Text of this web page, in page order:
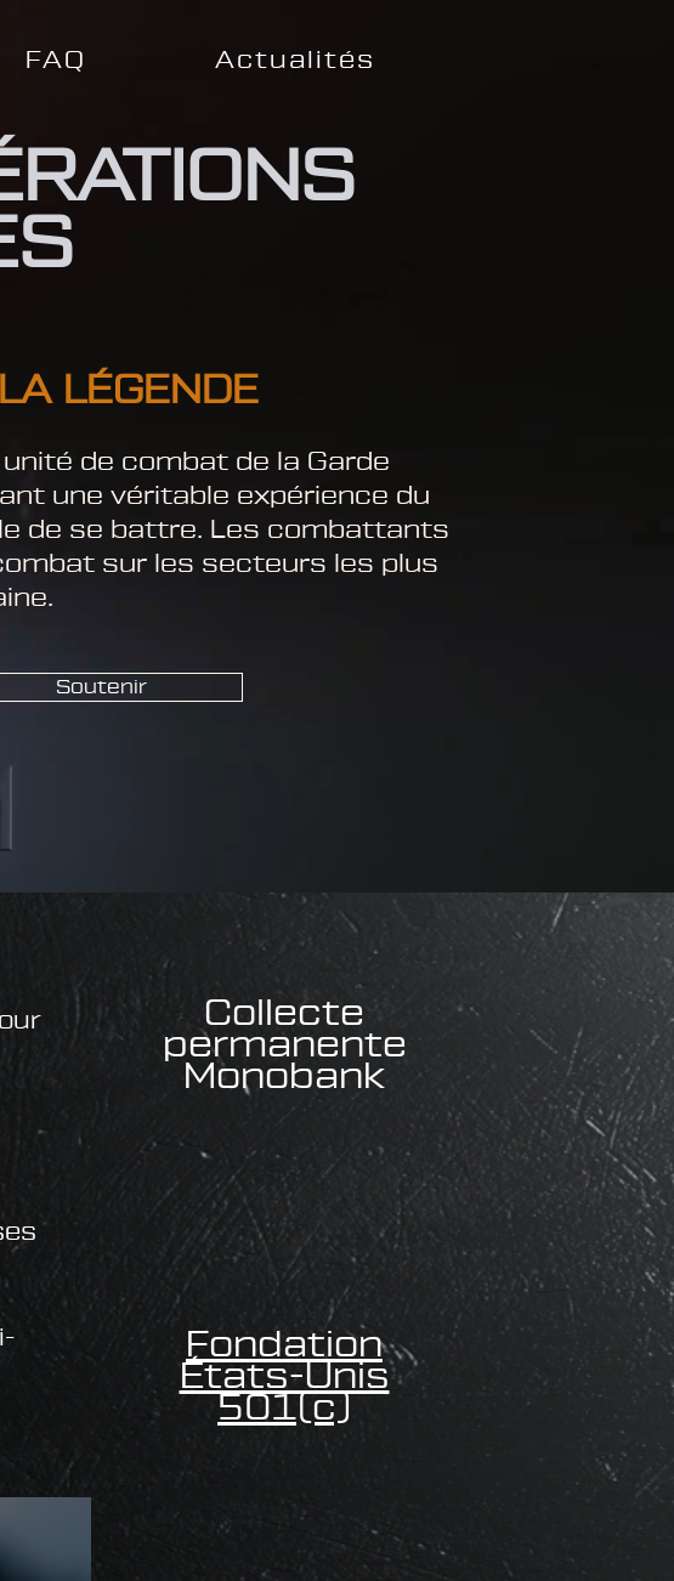
FAQ Actualités
LÉGENDE
de combat de la Garde
une véritable expérience du
de se battre. Les combattants
sur les secteurs les plus
Soutenir
Collecte
permanente
Monobank
Fondation
États-Unis
501(c)